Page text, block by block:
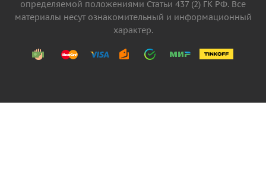
определяемой положениями Статьи 437 (2) ГК РФ. Все
материалы несут ознакомительный и информационный
характер.